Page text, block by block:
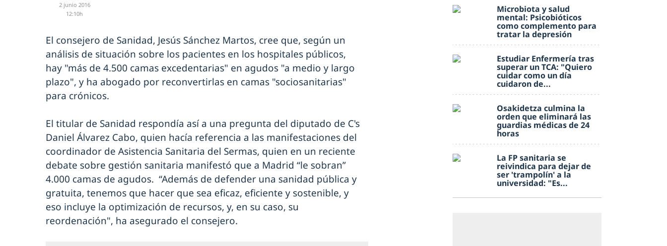
2 junio 2016
12:10h
El consejero de Sanidad, Jesús Sánchez Martos, cree que, según un
análisis de situación sobre los pacientes en los hospitales públicos,
hay "más de 4.500 camas excedentarias" en agudos "a medio y largo
plazo", y ha abogado por reconvertirlas en camas "sociosanitarias"
para crónicos.
El titular de Sanidad respondía así a una pregunta del diputado de C's
Daniel Álvarez Cabo, quien hacía referencia a las manifestaciones del
coordinador de Asistencia Sanitaria del Sermas, quien en un reciente
debate sobre gestión sanitaria manifestó que a Madrid “le sobran”
4.000 camas de agudos. “Además de defender una sanidad pública y
gratuita, tenemos que hacer que sea eficaz, eficiente y sostenible, y
eso incluye la optimización de recursos, y, en su caso, su
reordenación", ha asegurado el consejero.
Microbiota y salud
mental: Psicobióticos
como complemento para
tratar la depresión
Estudiar Enfermería tras
superar un TCA: "Quiero
cuidar como un día
cuidaron de...
Osakidetza culmina la
orden que eliminará las
guardias médicas de 24
horas
La FP sanitaria se
reivindica para dejar de
ser 'trampolín' a la
universidad: "Es...